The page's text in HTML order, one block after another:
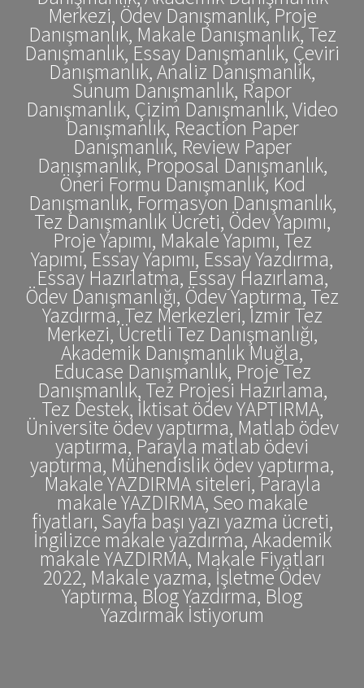
Merkezi, Ödev Danışmanlık, Proje
Danışmanlık, Makale Danışmanlık, Tez
Danışmanlık, Essay Danışmanlık, Çeviri
Danışmanlık, Analiz Danışmanlık,
Sunum Danışmanlık, Rapor
Danışmanlık, Çizim Danışmanlık, Video
Danışmanlık, Reaction Paper
Danışmanlık, Review Paper
Danışmanlık, Proposal Danışmanlık,
Öneri Formu Danışmanlık, Kod
Danışmanlık, Formasyon Danışmanlık,
Tez Danışmanlık Ücreti, Ödev Yapımı,
Proje Yapımı, Makale Yapımı, Tez
Yapımı, Essay Yapımı, Essay Yazdırma,
Essay Hazırlatma, Essay Hazırlama,
Ödev Danışmanlığı, Ödev Yaptırma, Tez
Yazdırma, Tez Merkezleri, İzmir Tez
Merkezi, Ücretli Tez Danışmanlığı,
Akademik Danışmanlık Muğla,
Educase Danışmanlık, Proje Tez
Danışmanlık, Tez Projesi Hazırlama,
Tez Destek, İktisat ödev YAPTIRMA,
Üniversite ödev yaptırma, Matlab ödev
yaptırma, Parayla matlab ödevi
yaptırma, Mühendislik ödev yaptırma,
Makale YAZDIRMA siteleri, Parayla
makale YAZDIRMA, Seo makale
fiyatları, Sayfa başı yazı yazma ücreti,
İngilizce makale yazdırma, Akademik
makale YAZDIRMA, Makale Fiyatları
2022, Makale yazma, İşletme Ödev
Yaptırma, Blog Yazdırma, Blog
Yazdırmak İstiyorum